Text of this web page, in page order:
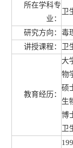
所在学科专
业：
卫
研究方向： 毒
讲授课程：
卫
教育经历：
大
物
硕
生
博
卫